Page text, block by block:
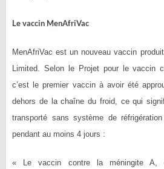
Le vaccin MenAfriVac
MenAfriVac est un nouveau vaccin
Limited. Selon le Projet pour le vaccin
c’est le premier vaccin à avoir été
dehors de la chaîne du froid, ce qui
transporté sans système de
pendant au moins 4 jours :
« Le vaccin contre la méningite A,